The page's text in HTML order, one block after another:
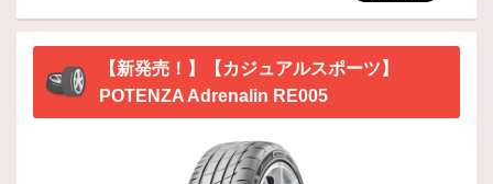
【新発売！】【カジュアルスポーツ】
POTENZA Adrenalin RE005